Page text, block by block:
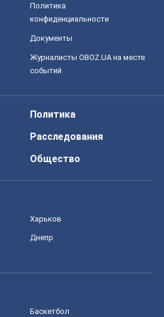
Политика
конфиденциальности
Документы
Журналисты OBOZ.UA на месте
событий
Политика
Расследования
Общество
Харьков
Днепр
Баскетбол